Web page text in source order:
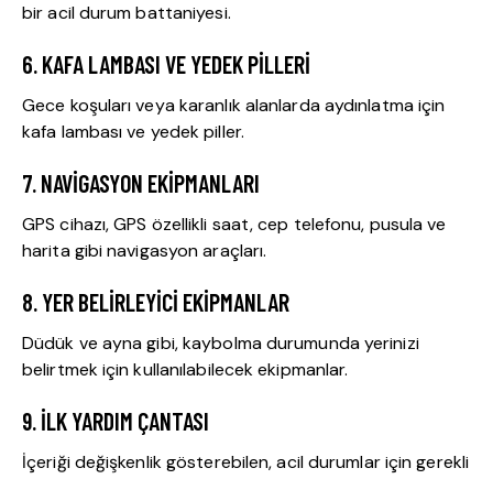
bir acil durum battaniyesi.
6. KAFA LAMBASI VE YEDEK PILLERI
Gece koşuları veya karanlık alanlarda aydınlatma için
kafa lambası ve yedek piller.
7. NAVIGASYON EKIPMANLARI
GPS cihazı, GPS özellikli saat, cep telefonu, pusula ve
harita gibi navigasyon araçları.
8. YER BELIRLEYICI EKIPMANLAR
Düdük ve ayna gibi, kaybolma durumunda yerinizi
belirtmek için kullanılabilecek ekipmanlar.
9. İLK YARDIM ÇANTASI
İçeriği değişkenlik gösterebilen, acil durumlar için gerekli